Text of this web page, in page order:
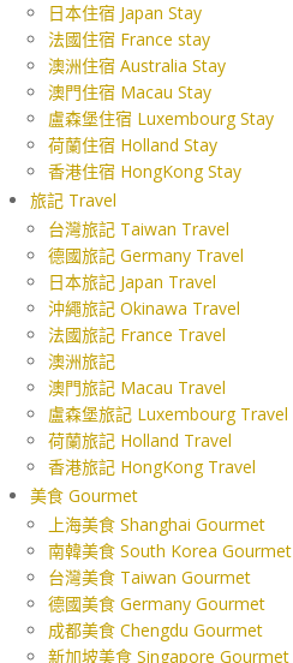
日本住宿 Japan Stay
法國住宿 France stay
澳洲住宿 Australia Stay
澳門住宿 Macau Stay
盧森堡住宿 Luxembourg Stay
荷蘭住宿 Holland Stay
香港住宿 HongKong Stay
旅記 Travel
台灣旅記 Taiwan Travel
德國旅記 Germany Travel
日本旅記 Japan Travel
沖繩旅記 Okinawa Travel
法國旅記 France Travel
澳洲旅記
澳門旅記 Macau Travel
盧森堡旅記 Luxembourg Travel
荷蘭旅記 Holland Travel
香港旅記 HongKong Travel
美食 Gourmet
上海美食 Shanghai Gourmet
南韓美食 South Korea Gourmet
台灣美食 Taiwan Gourmet
德國美食 Germany Gourmet
成都美食 Chengdu Gourmet
新加坡美食 Singapore Gourmet